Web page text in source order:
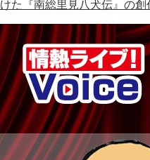
けた『南総里見八犬伝』の